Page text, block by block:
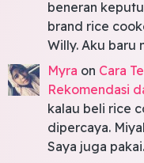
beneran
brand rice
Willy. Aku baru
Myra on Cara
Rekomendasi
kalau beli rice
dipercaya.
Saya juga